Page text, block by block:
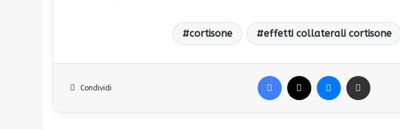
cortisone effetti collaterali cortisone
Condividi